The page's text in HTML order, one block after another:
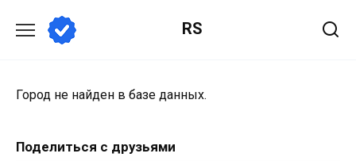
содержанию
RS
Город не найден в базе данных.
Поделиться с друзьями